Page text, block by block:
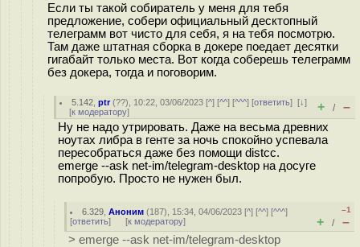
Если ты такой собиратель у меня для тебя
предложение, собери официальный десктопный
телеграмм вот чисто для себя, я на тебя посмотрю.
Там даже штатная сборка в докере поедает десятки
гигабайт только места. Вот когда соберешь телеграмм
без докера, тогда и поговорим.
5.142 ,ptr(??), 10:22, 03/06/2023 [^] [^^] [^^^] [ответить][↓]
[к модератору] + / –
Ну не надо утрировать. Даже на весьма древних
ноутах либра в генте за ночь спокойно успевала
пересобраться даже без помощи distcc.
emerge --ask net-im/telegram-desktop на досуге
попробую. Просто не нужен был.
6.329 ,Аноним (187), 15:34, 04/06/2023 [^] [^^] [^^^]
[ответить] [к модератору]
–1
+ / –
> emerge --ask net-im/telegram-desktop